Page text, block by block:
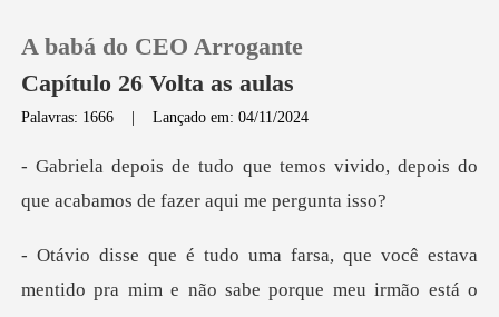
0
Histórico
A babá do CEO Arrogante
Capítulo 26 Volta as aulas
Palavras: 1666 |Lançado em: 04/11/2024
os vivido, depois do
que acabamos
ue você estava
mentido pra mim e não s